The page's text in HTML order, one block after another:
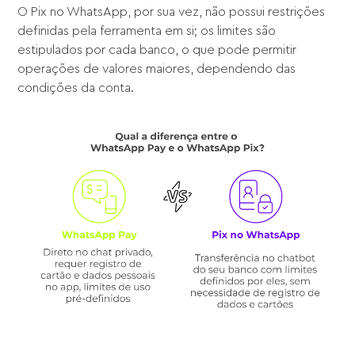
O Pix no WhatsApp, por sua vez, não possui restrições
definidas pela ferramenta em si; os limites são
estipulados por cada banco, o que pode permitir
operações de valores maiores, dependendo das
condições da conta.